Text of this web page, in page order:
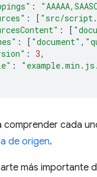
:
: [ "src/
: [
: [ "document" ,
: 3,
:
comprender cada
de origen.
más importante